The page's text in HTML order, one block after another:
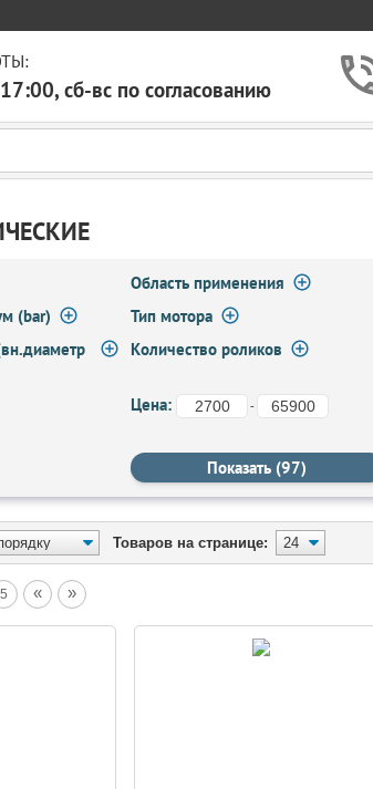
сб-вс по согласованию
Область применения
(bar)
Тип мотора
Количество роликов
Цена: -
Товаров на странице:
5 « »